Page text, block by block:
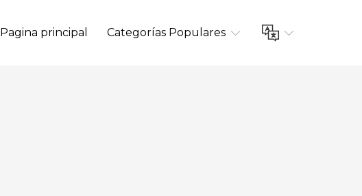
Pagina principal Categorías Populares